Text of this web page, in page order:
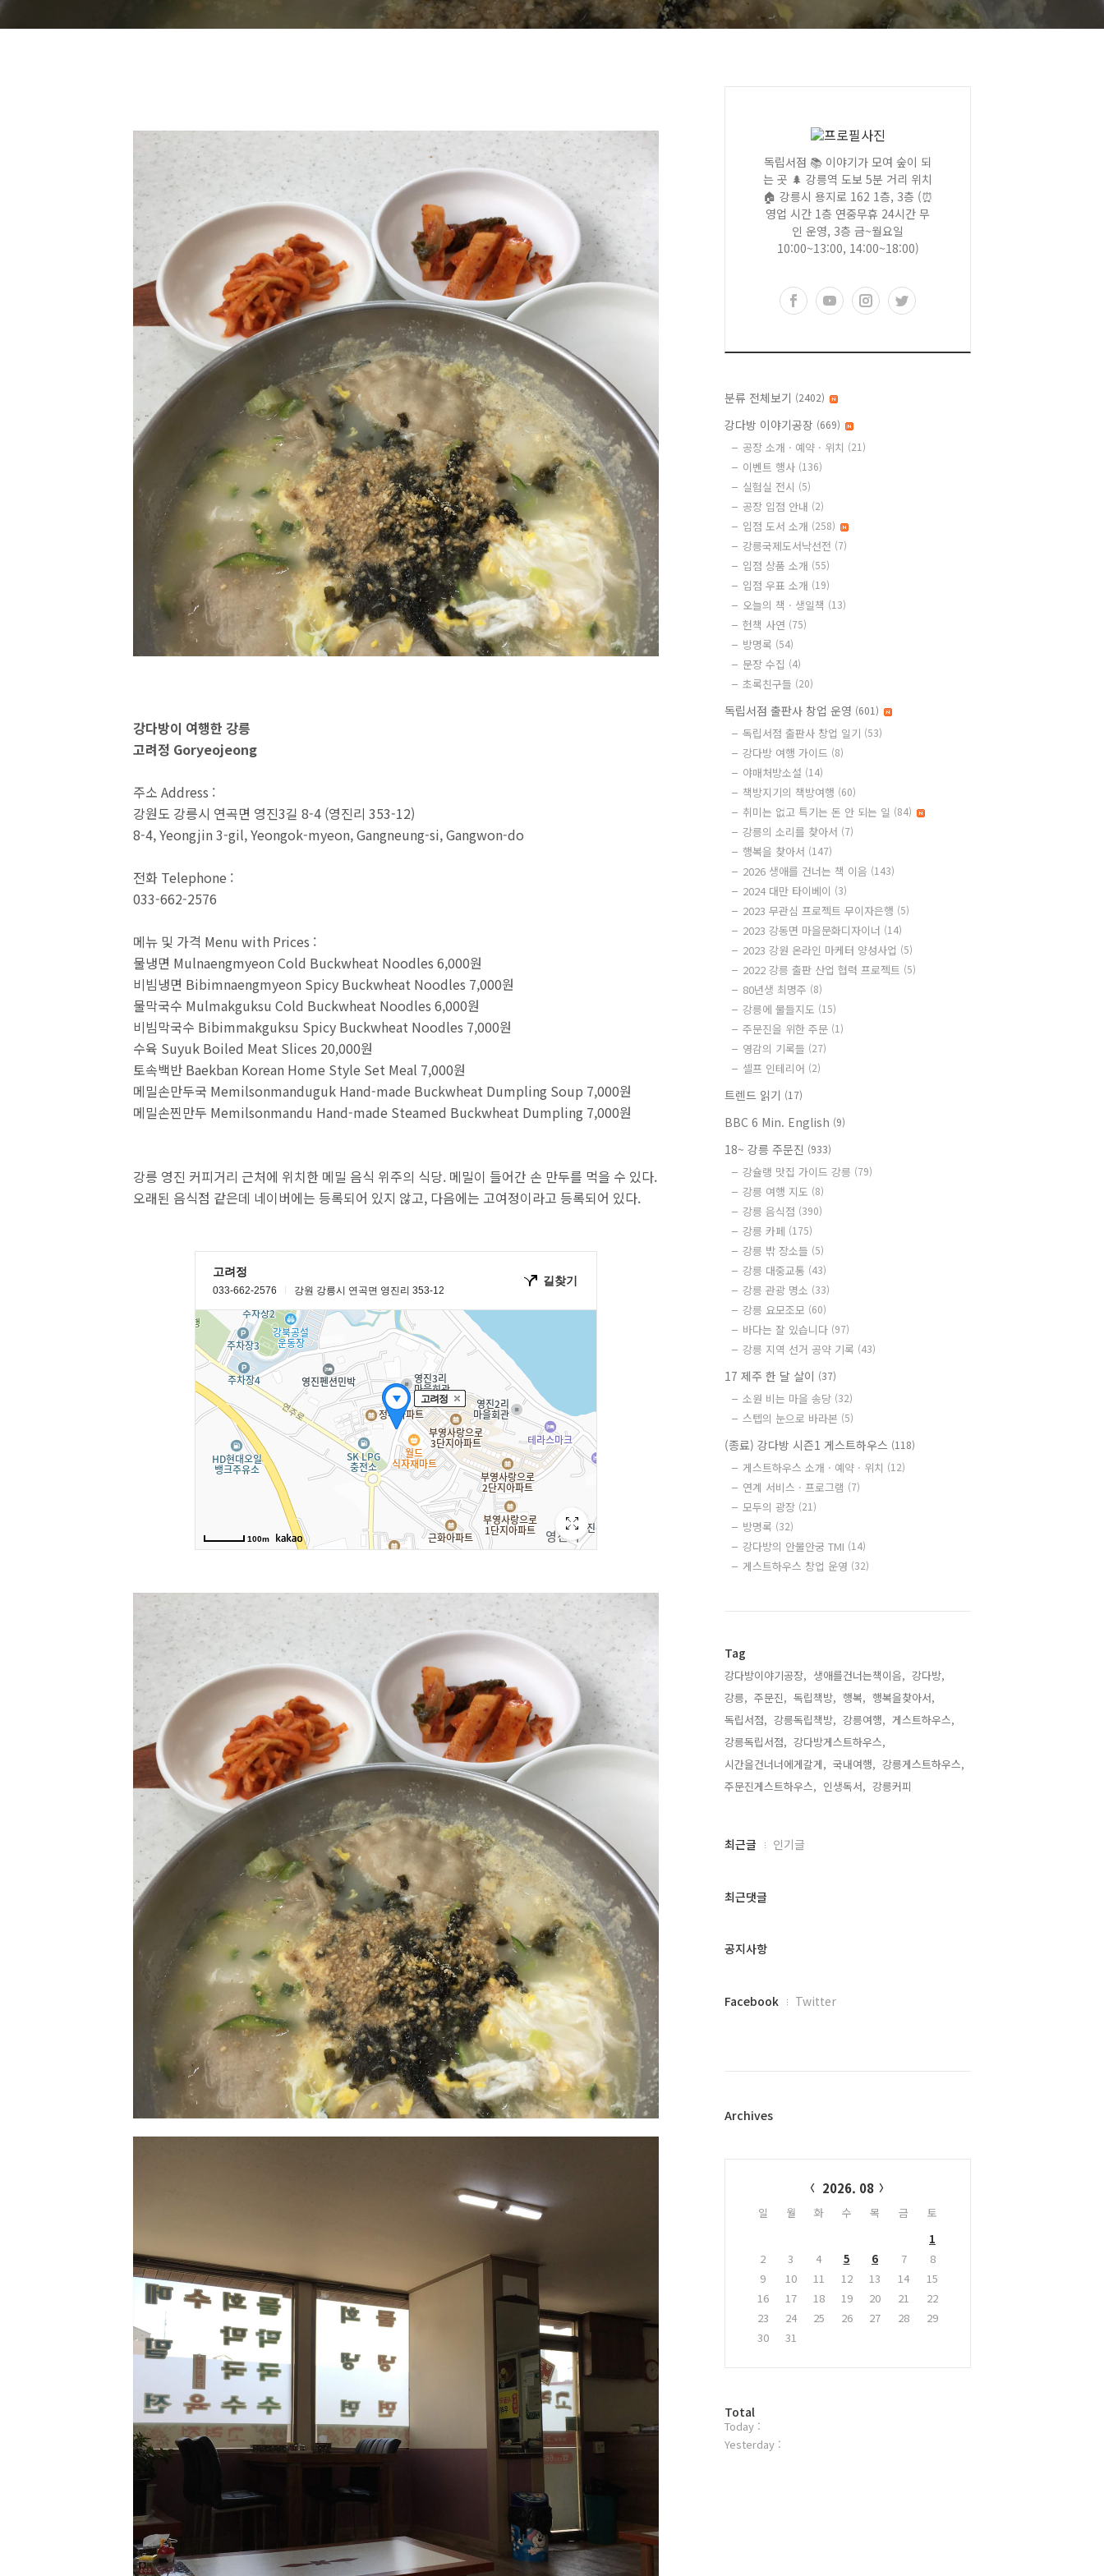
강다방이 여행한 강릉
고려정 Goryeojeong
주소 Address :
강원도 강릉시 연곡면 영진3길 8-4 (영진리 353-12)
8-4, Yeongjin 3-gil, Yeongok-myeon, Gangneung-si, Gangwon-do
전화 Telephone :
033-662-2576
메뉴 및 가격 Menu with Prices :
물냉면 Mulnaengmyeon Cold Buckwheat Noodles 6,000원
비빔냉면 Bibimnaengmyeon Spicy Buckwheat Noodles 7,000원
물막국수 Mulmakguksu Cold Buckwheat Noodles 6,000원
비빔막국수 Bibimmakguksu Spicy Buckwheat Noodles 7,000원
수육 Suyuk Boiled Meat Slices 20,000원
토속백반 Baekban Korean Home Style Set Meal 7,000원
메밀손만두국 Memilsonmanduguk Hand-made Buckwheat Dumpling Soup 7,000원
메밀손찐만두 Memilsonmandu Hand-made Steamed Buckwheat Dumpling 7,000원
강릉 영진 커피거리 근처에 위치한 메밀 음식 위주의 식당. 메밀이 들어간 손 만두를 먹을 수 있다.
오래된 음식점 같은데 네이버에는 등록되어 있지 않고, 다음에는 고여정이라고 등록되어 있다.
독립서점 📚 이야기가 모여 숲이 되
는 곳 🌲 강릉역 도보 5분 거리 위치
🏠 강릉시 용지로 162 1층, 3층 (⏰
영업 시간 1층 연중무휴 24시간 무
인 운영, 3층 금~월요일
10:00~13:00, 14:00~18:00)
분류 전체보기 (2402)
강다방 이야기공장 (669)
공장 소개 · 예약 · 위치 (21)
이벤트 행사 (136)
실험실 전시 (5)
공장 입점 안내 (2)
입점 도서 소개 (258)
강릉국제도서낙선전 (7)
입점 상품 소개 (55)
입점 우표 소개 (19)
오늘의 책 · 생일책 (13)
헌책 사연 (75)
방명록 (54)
문장 수집 (4)
초록친구들 (20)
독립서점 출판사 창업 운영 (601)
독립서점 출판사 창업 일기 (53)
강다방 여행 가이드 (8)
야매처방소설 (14)
책방지기의 책방여행 (60)
취미는 없고 특기는 돈 안 되는 일 (84)
강릉의 소리를 찾아서 (7)
행복을 찾아서 (147)
2026 생애를 건너는 책 이음 (143)
2024 대만 타이베이 (3)
2023 무관심 프로젝트 무이자은행 (5)
2023 강동면 마을문화디자이너 (14)
2023 강원 온라인 마케터 양성사업 (5)
2022 강릉 출판 산업 협력 프로젝트 (5)
80년생 최명주 (8)
강릉에 물들지도 (15)
주문진을 위한 주문 (1)
영감의 기록들 (27)
셀프 인테리어 (2)
트렌드 읽기 (17)
BBC 6 Min. English (9)
18~ 강릉 주문진 (933)
강슐랭 맛집 가이드 강릉 (79)
강릉 여행 지도 (8)
강릉 음식점 (390)
강릉 카페 (175)
강릉 밖 장소들 (5)
강릉 대중교통 (43)
강릉 관광 명소 (33)
강릉 요모조모 (60)
바다는 잘 있습니다 (97)
강릉 지역 선거 공약 기록 (43)
17 제주 한 달 살이 (37)
소원 비는 마을 송당 (32)
스텝의 눈으로 바라본 (5)
(종료) 강다방 시즌1 게스트하우스 (118)
게스트하우스 소개 · 예약 · 위치 (12)
연계 서비스 · 프로그램 (7)
모두의 광장 (21)
방명록 (32)
강다방의 안물안궁 TMI (14)
게스트하우스 창업 운영 (32)
Tag
강다방이야기공장, 생애를건너는책이음, 강다방,
강릉, 주문진, 독립책방, 행복, 행복을찾아서,
독립서점, 강릉독립책방, 강릉여행, 게스트하우스,
강릉독립서점, 강다방게스트하우스,
시간을건너너에게갈게, 국내여행, 강릉게스트하우스,
주문진게스트하우스, 인생독서, 강릉커피,
최
과
글
최근글 인기글
최근댓글
공지사항
페
플
Facebook Twitter
Archives
2026. 08
일 월 화 수 목 금
토
1
2
3 4 5 6 7
8
9
10 11 12 13 14
15
16
17 18 19 20 21
22
23
24 25 26 27 28
29
30
31
방
문
자
Total
Today :
Yesterday :